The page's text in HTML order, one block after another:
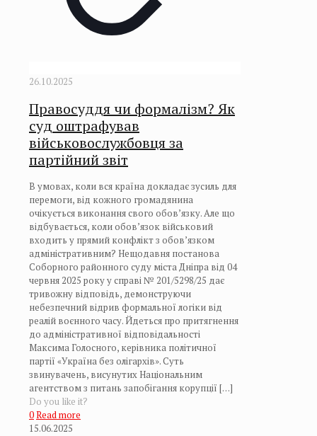
26.10.2025
Правосуддя чи формалізм? Як
суд оштрафував
військовослужбовця за
партійний звіт
В умовах, коли вся країна докладає зусиль для
перемоги, від кожного громадянина
очікується виконання свого обов’язку. Але що
відбувається, коли обов’язок військовий
входить у прямий конфлікт з обов’язком
адміністративним? Нещодавня постанова
Соборного районного суду міста Дніпра від 04
червня 2025 року у справі № 201/5298/25 дає
тривожну відповідь, демонструючи
небезпечний відрив формальної логіки від
реалій воєнного часу. Йдеться про притягнення
до адміністративної відповідальності
Максима Голосного, керівника політичної
партії «Україна без олігархів». Суть
звинувачень, висунутих Національним
агентством з питань запобігання корупції […]
Do you like it?
0Read more
15.06.2025